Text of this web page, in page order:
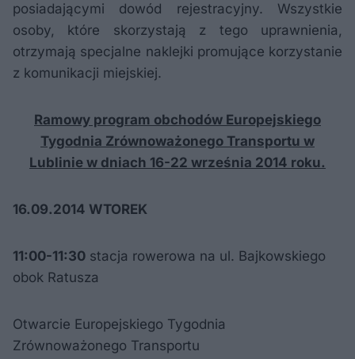
posiadającymi dowód rejestracyjny. Wszystkie
osoby, które skorzystają z tego uprawnienia,
otrzymają specjalne naklejki promujące korzystanie
z komunikacji miejskiej.
Ramowy program obchodów Europejskiego
Tygodnia Zrównoważonego Transportu w
Lublinie w dniach 16-22 września 2014 roku.
16.09.2014 WTOREK
11:00-11:30 stacja rowerowa na ul. Bajkowskiego
obok Ratusza
Otwarcie Europejskiego Tygodnia
Zrównoważonego Transportu